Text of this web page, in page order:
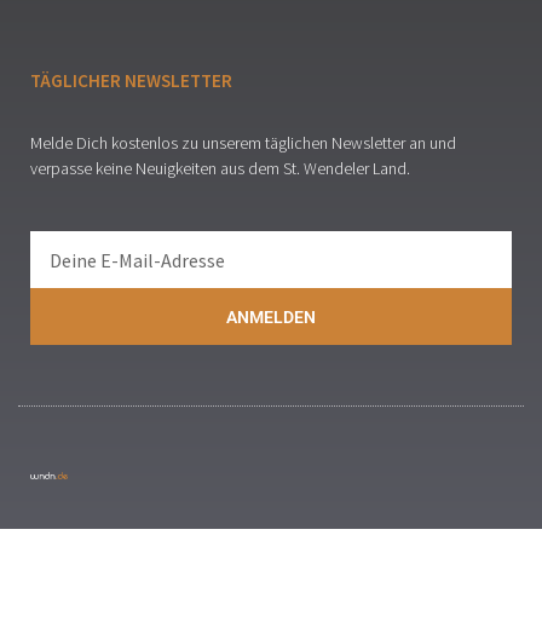
TÄGLICHER NEWSLETTER
Melde Dich kostenlos zu unserem täglichen Newsletter an und
verpasse keine Neuigkeiten aus dem St. Wendeler Land.
ANMELDEN